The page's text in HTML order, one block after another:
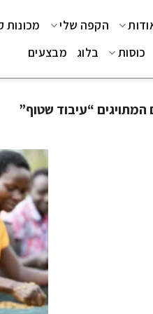
הקפה שלי
מכונות
כוסות בלוג מבצעים
המתויגים “עיבוד שטוף”